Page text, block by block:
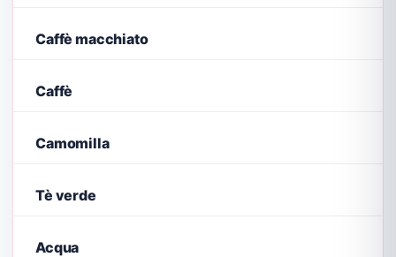
Caffè macchiato
Caffè
Camomilla
Tè verde
Acqua